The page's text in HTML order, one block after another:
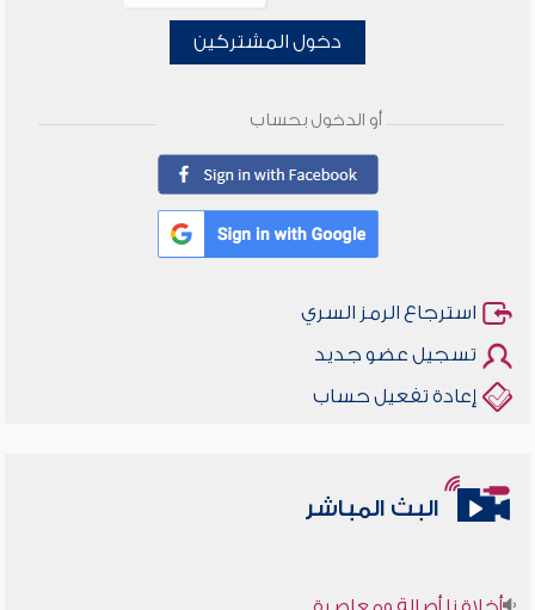
دخول المشتركين
أو الدخول بحساب
استرجاع الرمز السري
تسجيل عضو جديد
إعادة تفعيل حساب
البث المباشر
أخلاقنا أصالة ومعاصرة